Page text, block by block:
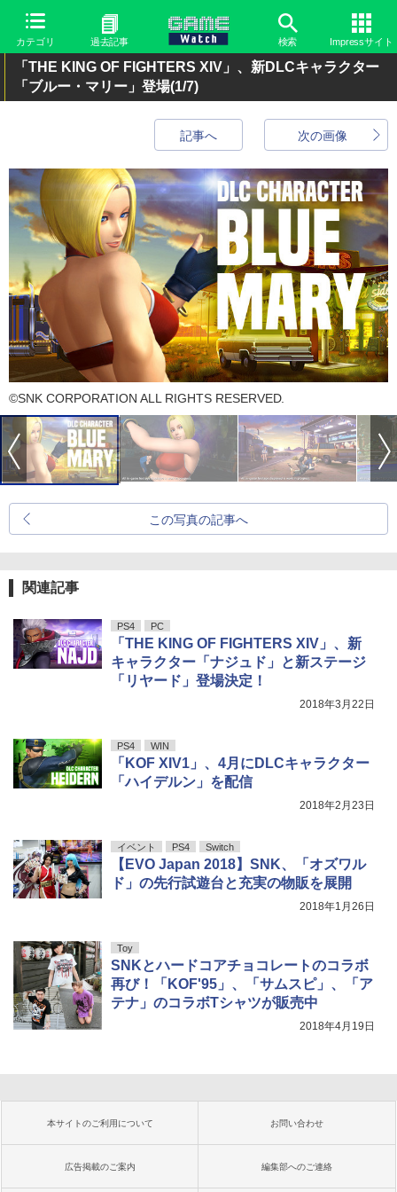
カテゴリ 過去記事 検索 Impressサイト
「THE KING OF FIGHTERS XIV」、新DLCキャラクター
「ブルー・マリー」登場(1/7)
次の画像
記事へ
©SNK CORPORATION ALL RIGHTS RESERVED.
この写真の記事へ
関連記事
PS4 PC
「THE KING OF FIGHTERS XIV」、新
キャラクター「ナジュド」と新ステージ
「リヤード」登場決定！
2018年3月22日
PS4 WIN
「KOF XIV1」、4月にDLCキャラクター
「ハイデルン」を配信
2018年2月23日
イベント PS4 Switch
【EVO Japan 2018】SNK、「オズワル
ド」の先行試遊台と充実の物販を展開
2018年1月26日
Toy
SNKとハードコアチョコレートのコラボ
再び！「KOF'95」、「サムスピ」、「ア
テナ」のコラボTシャツが販売中
2018年4月19日
本サイトのご利用について お問い合わせ
広告掲載のご案内 編集部へのご連絡